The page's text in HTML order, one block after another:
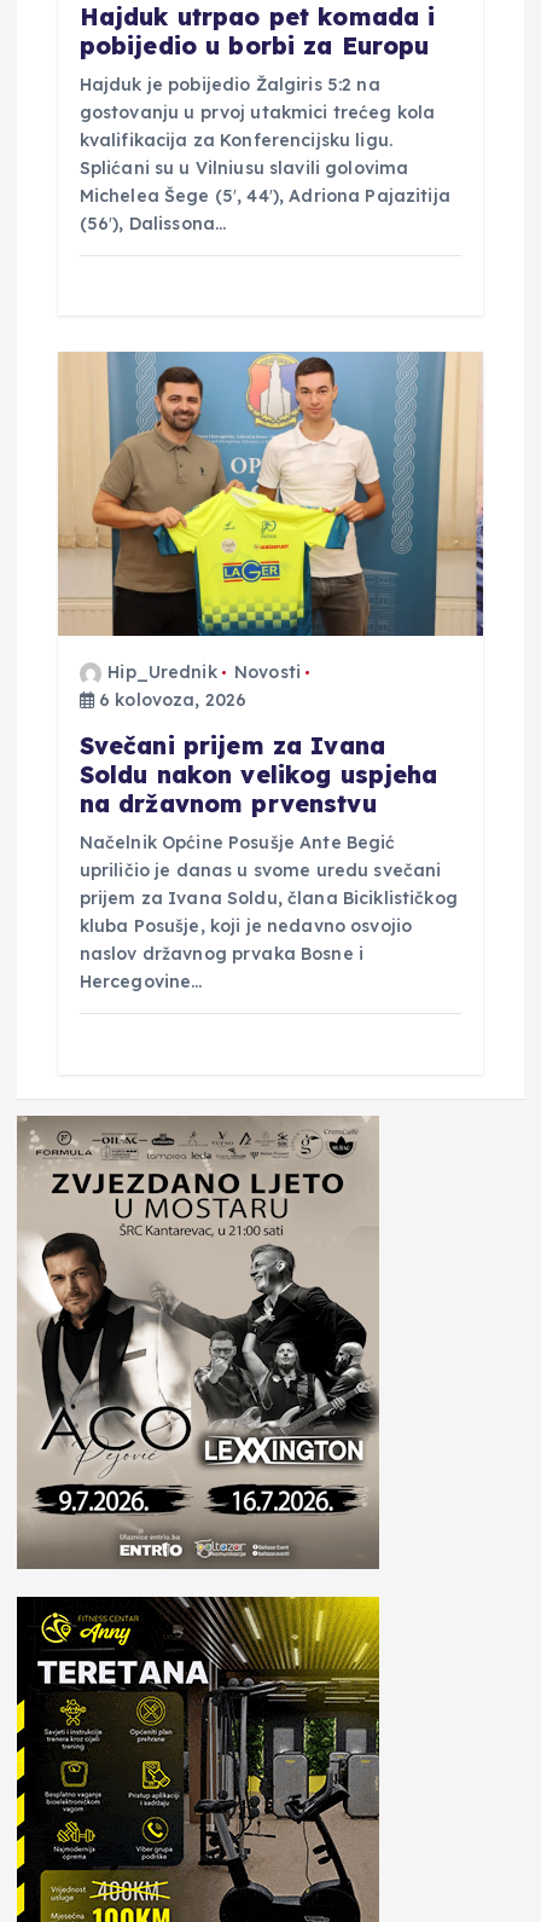
Hajduk utrpao pet komada i
pobijedio u borbi za Europu
Hajduk je pobijedio Žalgiris 5:2 na
gostovanju u prvoj utakmici trećeg kola
kvalifikacija za Konferencijsku ligu.
Splićani su u Vilniusu slavili golovima
Michelea Šege (5′, 44′), Adriona Pajazitija
(56′), Dalissona…
Hip_Urednik
Novosti
6 kolovoza, 2026
Svečani prijem za Ivana
Soldu nakon velikog uspjeha
na državnom prvenstvu
Načelnik Općine Posušje Ante Begić
upriličio je danas u svome uredu svečani
prijem za Ivana Soldu, člana Biciklističkog
kluba Posušje, koji je nedavno osvojio
naslov državnog prvaka Bosne i
Hercegovine…